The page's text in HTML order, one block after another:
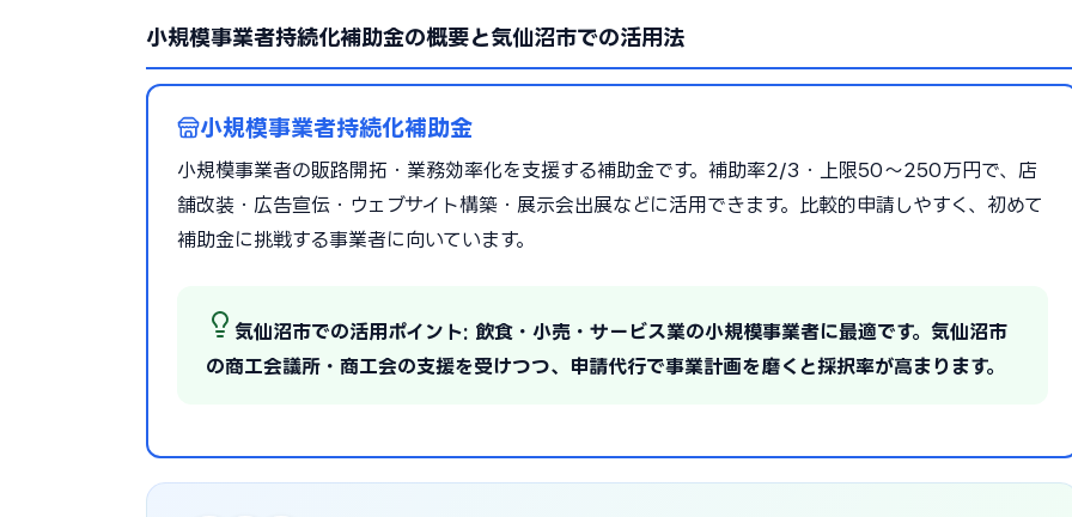
小規模事業者持続化補助金の概要と気仙沼市での活用法
小規模事業者持続化補助金
小規模事業者の販路開拓・業務効率化を支援する補助金です。補助率2/3・上限50〜250万円で、店
舗改装・広告宣伝・ウェブサイト構築・展示会出展などに活用できます。比較的申請しやすく、初めて
補助金に挑戦する事業者に向いています。
気仙沼市での活用ポイント: 飲食・小売・サービス業の小規模事業者に最適です。気仙沼市
の商工会議所・商工会の支援を受けつつ、申請代行で事業計画を磨くと採択率が高まります。